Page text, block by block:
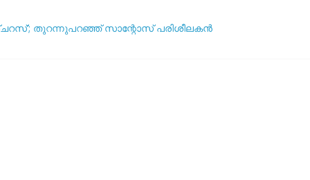
തുറന്നുപറഞ്ഞ് സാന്റോസ് പരിശീലകൻ